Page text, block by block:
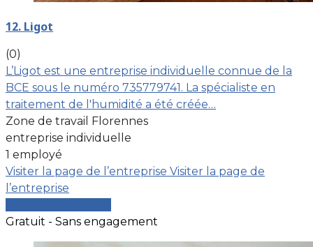
12. Ligot
(0)
L’Ligot est une entreprise individuelle connue de la
BCE sous le numéro 735779741. La spécialiste en
traitement de l'humidité a été créée…
Zone de travail Florennes
entreprise individuelle
1 employé
Visiter la page de l’entreprise Visiter la page de
l’entreprise
Gratuit - Sans engagement